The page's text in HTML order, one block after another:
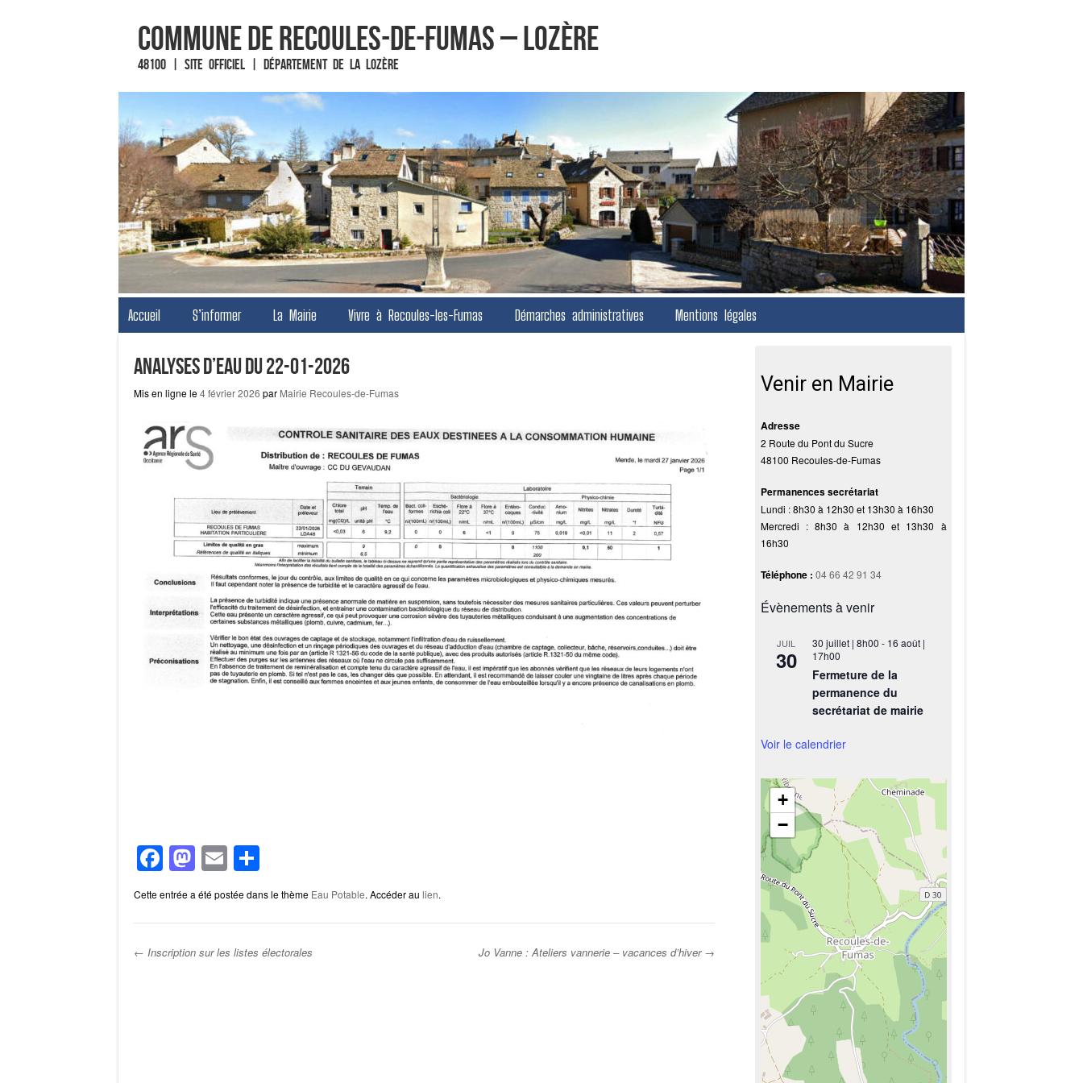
Commune de Recoules-de-Fumas – Lozère
48100 | Site officiel | Département de la Lozère
Menu
Fin du contenu
Accueil S’informer La Mairie Vivre à Recoules-les-Fumas Démarches administratives Mentions légales
Analyses d’eau du 22-01-2026
Mis en ligne le4 février 2026 par Mairie Recoules-de-Fumas
F
a
c
e
b
M
a
st
o
d
E
m
ail
ar
ta
g
er
Cette entrée a été postée dans le thème Eau Potable. Accéder aulien.
← Inscription sur les listes électorales Jo Vanne : Ateliers vannerie – vacances d’hiver →
Venir en Mairie
Adresse
2 Route du Pont du Sucre
48100 Recoules-de-Fumas
Permanences secrétariat
Lundi : 8h30 à 12h30 et 13h30 à 16h30
Mercredi : 8h30 à 12h30 et 13h30 à
16h30
Téléphone : 04 66 42 91 34
Évènements à venir
JUIL
30
30 juillet | 8h00 - 16 août |
17h00
Fermeture de la
permanence du
secrétariat de mairie
Voir le calendrier
+
−